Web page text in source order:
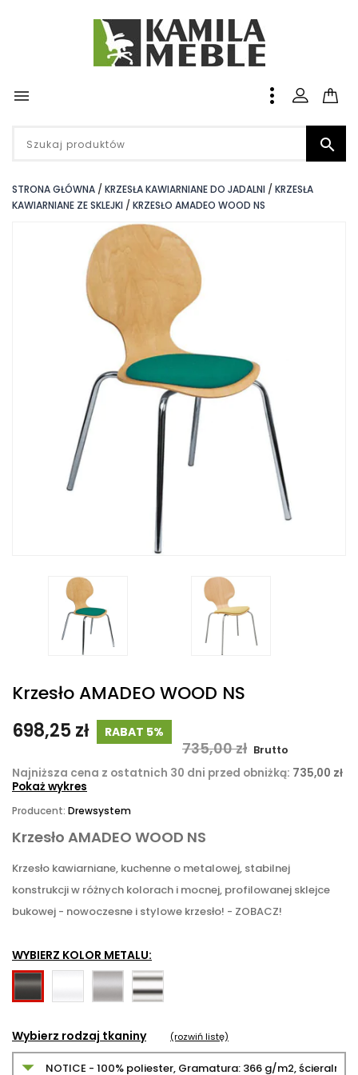


STRONA GŁÓWNA KRZESŁA KAWIARNIANE DO JADALNI
KRZESŁA
KAWIARNIANE ZE SKLEJKI
KRZESŁO AMADEO WOOD NS
Krzesło AMADEO WOOD NS
698,25 zł
RABAT 5%
735,00 zł Brutto
Najniższa cena z ostatnich 30 dni przed obniżką: 735,00 zł
Pokaż wykres
Producent: Drewsystem
Krzesło AMADEO WOOD NS
Krzesło kawiarniane, kuchenne o metalowej, stabilnej
konstrukcji w różnych kolorach i mocnej, profilowanej sklejce
bukowej - nowoczesne i stylowe krzesło! - ZOBACZ!
WYBIERZ KOLOR METALU:
RAL9005
-
RAL9016
-
RAL9006
ALU
siwy
Chromowany
(błyszczący)
Wybierz rodzaj tkaniny (rozwiń listę)